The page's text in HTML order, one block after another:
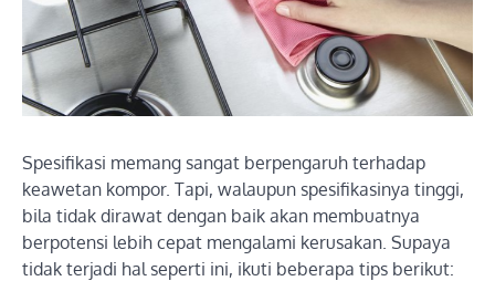
Spesifikasi memang sangat berpengaruh terhadap
keawetan kompor. Tapi, walaupun spesifikasinya tinggi,
bila tidak dirawat dengan baik akan membuatnya
berpotensi lebih cepat mengalami kerusakan. Supaya
tidak terjadi hal seperti ini, ikuti beberapa tips berikut: